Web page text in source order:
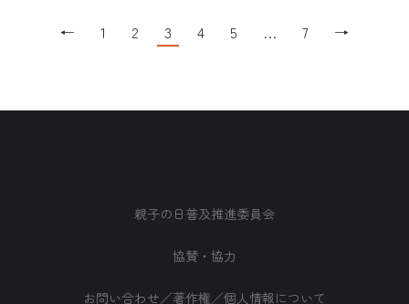
← 1 2 3 4 5 … 7 →
親子の日普及推進委員会
協賛・協力
お問い合わせ／著作権／個人情報について